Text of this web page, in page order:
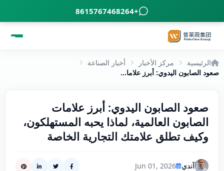
+8615767468264
الرئيسية مركز الأخبار
أخبار الصناعة
صعود الصابون اليدوي: أبرز علامات الصابون العالمية، لماذا يحبه المستهلكون، وكيف تطلق علامتك التجارية الخاصة
صعود الصابون اليدوي: أبرز علامات
الصابون العالمية، لماذا يحبه المستهلكون،
وكيف تطلق علامتك التجارية الخاصة
آندي Jun 01, 2026